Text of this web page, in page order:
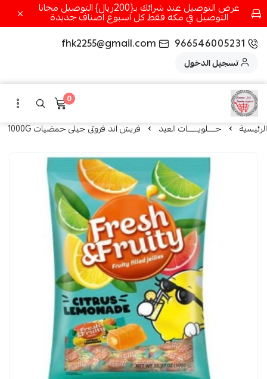
عرض التوصيل عند شرائك بـ{200ريال} التوصيل مجانا
التوصيل في مكه فقط كل اسبوع اصناف جديدة
966546005231
fhk2255@gmail.com
تسجيل الدخول
0
الرئيسية حــــلويــــــات العيد فريش اند فروتى جيلى حمضيات 1000G